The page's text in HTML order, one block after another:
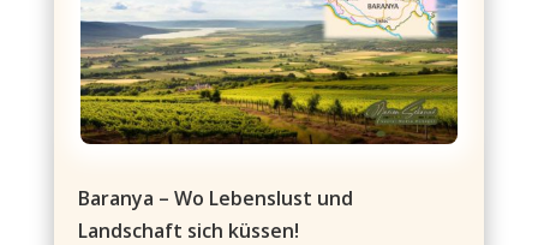
Baranya – Wo Lebenslust und
Landschaft sich küssen!